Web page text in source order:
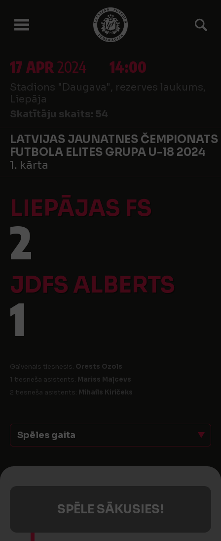
17 APR2024 14:00
Stadions "Daugava", rezerves laukums,
Liepāja
Skatītāju skaits: 54
LATVIJAS JAUNATNES ČEMPIONATS
FUTBOLA ELITES GRUPA U-18 2024
1. kārta
LIEPĀJAS FS
2
JDFS ALBERTS
1
Galvenais tiesnesis: Orests Ozols
1 tiesneša asistents: Mariss Maļcevs
2 tiesneša asistents: Mihails Kiričeks
Spēles gaita
SPĒLE SĀKUSIES!